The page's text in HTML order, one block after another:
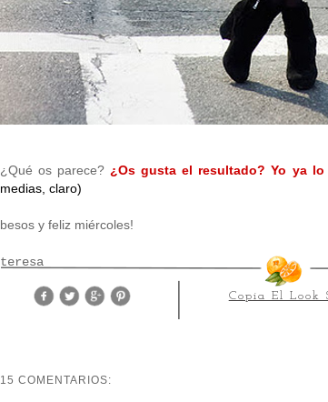
¿Qué os parece? ¿Os gusta el resultado? Yo ya
medias, claro)
besos y feliz miércoles!
teresa
Copia El Look
15 COMENTARIOS: